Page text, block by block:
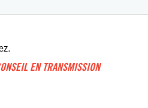
EN TRANSMISSION